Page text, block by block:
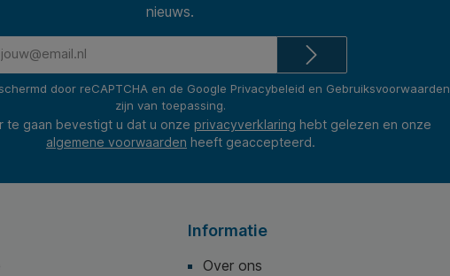
nieuws.
door reCAPTCHA en de Google Privacybeleid en Gebruiksvoorwaarden
zijn van toepassing.
te gaan bevestigt u dat u onze privacyverklaring hebt gelezen en onze
algemene voorwaarden heeft geaccepteerd.
Informatie
Over ons